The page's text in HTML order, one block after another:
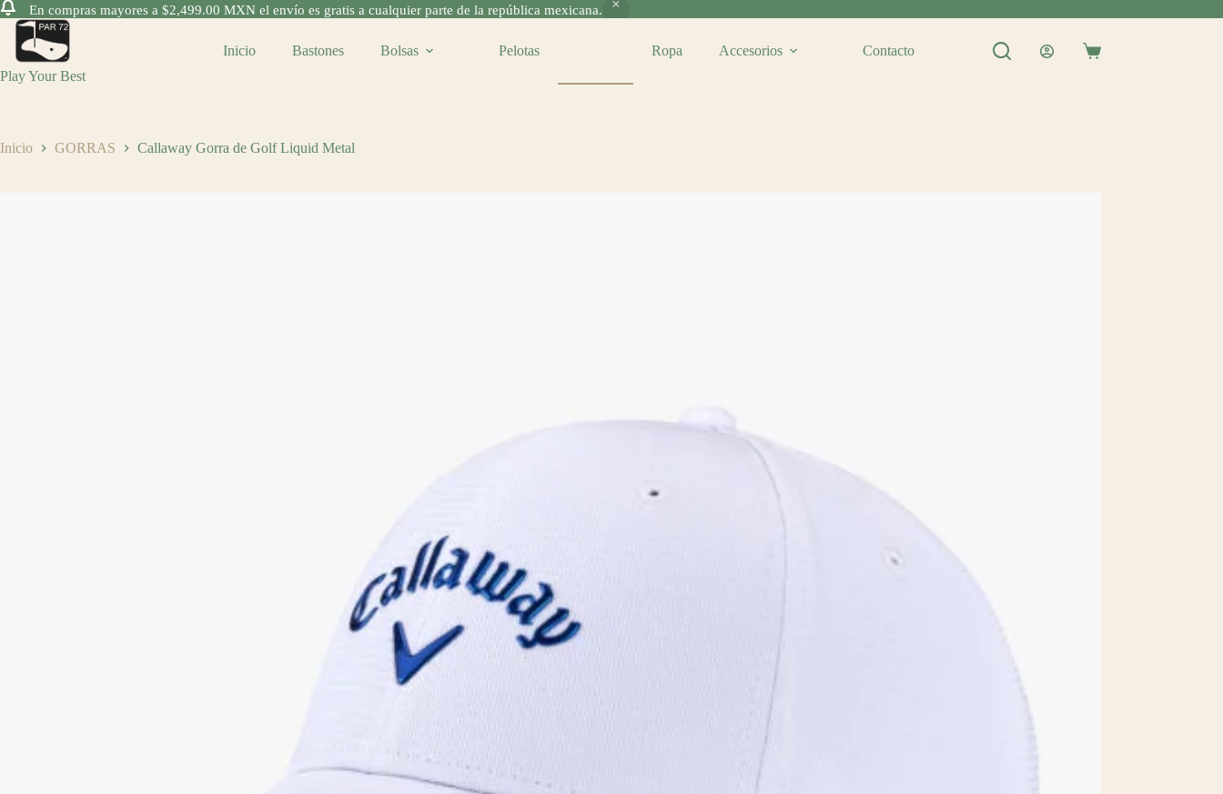
En compras mayores a $2,499.00 MXN el envío es gratis a cualquier parte de la república mexicana.
Saltar
contenido
Play Your Best
Inicio Bastones Bolsas Pelotas Ropa Accesorios Contacto
Shopping
Inicio GORRAS Callaway Gorra de Golf Liquid Metal